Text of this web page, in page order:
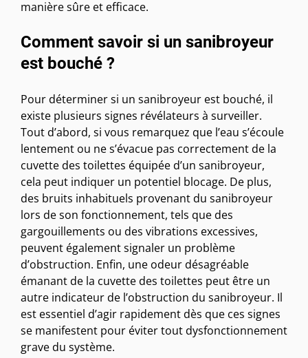
manière sûre et efficace.
Comment savoir si un sanibroyeur
est bouché ?
Pour déterminer si un sanibroyeur est bouché, il
existe plusieurs signes révélateurs à surveiller.
Tout d’abord, si vous remarquez que l’eau s’écoule
lentement ou ne s’évacue pas correctement de la
cuvette des toilettes équipée d’un sanibroyeur,
cela peut indiquer un potentiel blocage. De plus,
des bruits inhabituels provenant du sanibroyeur
lors de son fonctionnement, tels que des
gargouillements ou des vibrations excessives,
peuvent également signaler un problème
d’obstruction. Enfin, une odeur désagréable
émanant de la cuvette des toilettes peut être un
autre indicateur de l’obstruction du sanibroyeur. Il
est essentiel d’agir rapidement dès que ces signes
se manifestent pour éviter tout dysfonctionnement
grave du système.